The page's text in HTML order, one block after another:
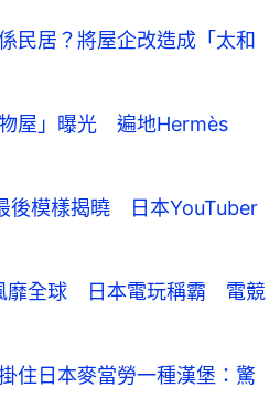
民居？將屋企改造成「太和
物屋」曝光 遍地Hermès
後模樣揭曉 日本YouTuber
靡全球 日本電玩稱霸 電競
住日本麥當勞一種漢堡：驚